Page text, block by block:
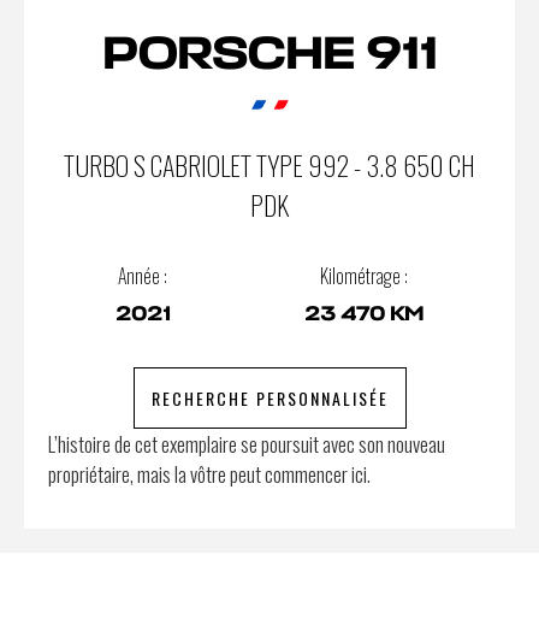
PORSCHE 911
TURBO S CABRIOLET TYPE 992 - 3.8 650 CH
PDK
Année :
2021
Kilométrage :
23 470 KM
RECHERCHE PERSONNALISÉE
L’histoire de cet exemplaire se poursuit avec son nouveau
propriétaire, mais la vôtre peut commencer ici.